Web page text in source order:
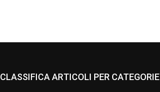
CLASSIFICA ARTICOLI PER CATEGORIE